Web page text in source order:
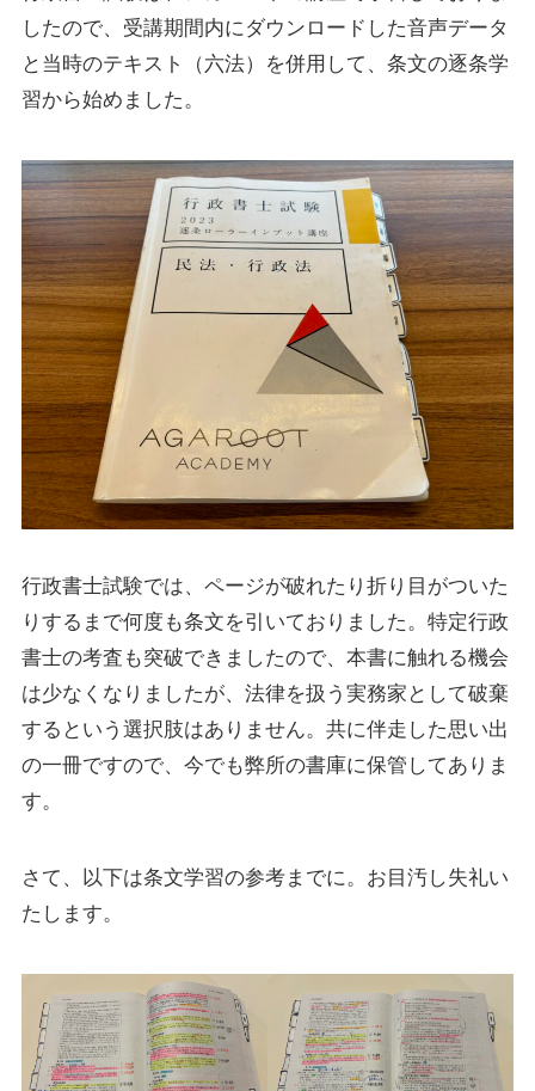
したので、受講期間内にダウンロードした音声データ
と当時のテキスト（六法）を併用して、条文の逐条学
習から始めました。
行政書士試験では、ページが破れたり折り目がついた
りするまで何度も条文を引いておりました。特定行政
書士の考査も突破できましたので、本書に触れる機会
は少なくなりましたが、法律を扱う実務家として破棄
するという選択肢はありません。共に伴走した思い出
の一冊ですので、今でも弊所の書庫に保管してありま
す。
さて、以下は条文学習の参考までに。お目汚し失礼い
たします。